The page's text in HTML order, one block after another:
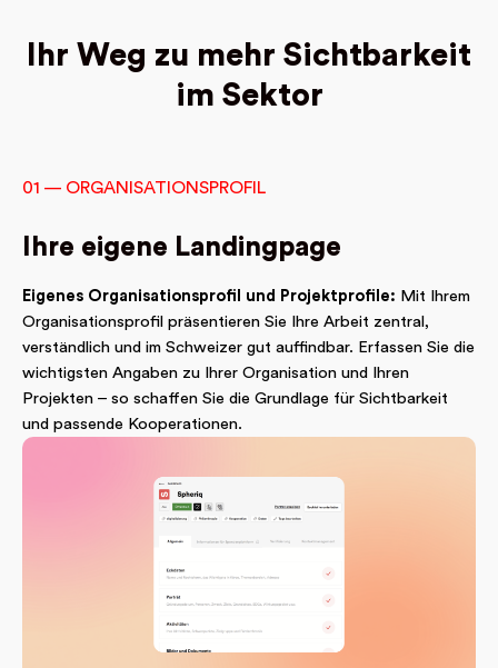
Ihr Weg zu mehr Sichtbarkeit
im Sektor
01 — ORGANISATIONSPROFIL
Ihre eigene Landingpage
Eigenes Organisationsprofil und Projektprofile: Mit Ihrem
Organisationsprofil präsentieren Sie Ihre Arbeit zentral,
verständlich und im Schweizer gut auffindbar. Erfassen Sie die
wichtigsten Angaben zu Ihrer Organisation und Ihren
Projekten – so schaffen Sie die Grundlage für Sichtbarkeit
und passende Kooperationen.